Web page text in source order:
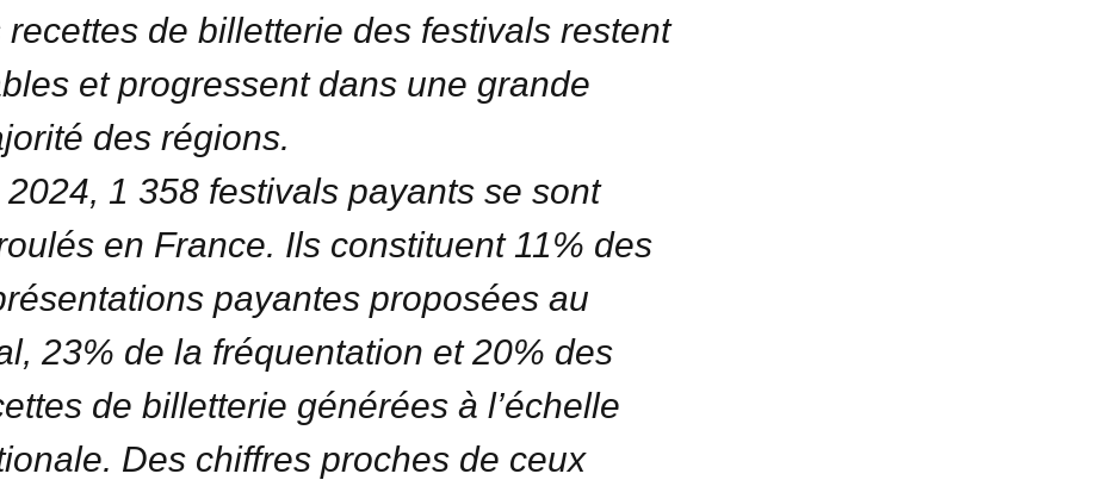
recettes de billetterie des festivals restent
et progressent dans une grande
des régions.
2024, 1 358 festivals payants se sont
en France. Ils constituent 11% des
payantes proposées au
23% de la fréquentation et 20% des
de billetterie générées à l’échelle
Des chiffres proches de ceux